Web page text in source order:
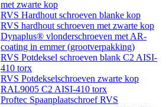
met zwarte kop
RVS Hardhout schroeven blanke kop
RVS hardhout schroeven met zwarte kop
Dynaplus® vlonderschroeven met AR-
coating in emmer (grootverpakking)
RVS Potdeksel schroeven blank C2 AISI-
410 torx
RVS Potdekselschroeven zwarte kop
RAL9005 C2 AISI-410 torx
Proftec Spaanplaatschroef RVS